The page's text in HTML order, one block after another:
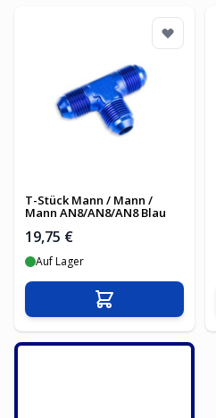
T-Stück Mann / Mann /
Mann AN8/AN8/AN8 Blau
19,75 €
Auf Lager
In den Warenkorb